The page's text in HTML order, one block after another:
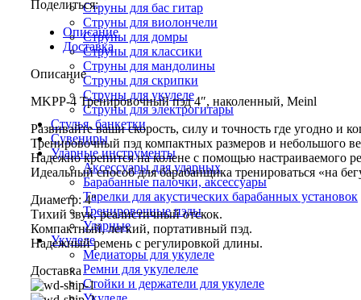
Струны для бас гитар
Струны для виолончели
Струны для домры
Струны для классики
Струны для мандолины
Струны для скрипки
Струны для укулеле
Струны для электрогитары
Стулья, банкетки
Сувениры
Ударные инструменты
Аксессуары для ударных
Барабанные палочки, аксессуары
Тарелки для акустических барабанных установок
Тренировочные пэды
Ударные
Укулеле
Медиаторы для укулеле
Ремни для укулелеле
Стойки и держатели для укулеле
Поделиться:
Описание
Доставка
Описание
MKPP-4 Тренировочный пэд 4″, наколенный, Meinl
Развивайте ваши скорость, силу и точность где угодно и
Тренировочный пэд компактных размеров и небольшого
Надежно крепится на колене с помощью настраиваемого
Идеальный способ для барабанщика тренироваться «на
Диаметр: 4″
Тихий звук, реалистичный отскок.
Компактный, легкий, портативный пэд.
Надежный ремень с регулировкой длины.
Доставка